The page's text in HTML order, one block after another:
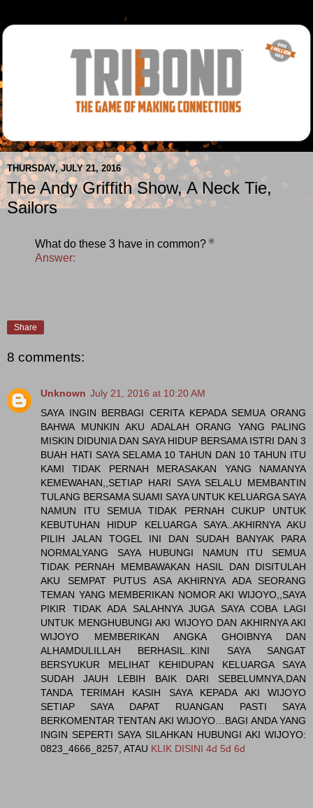
THURSDAY, JULY 21, 2016
The Andy Griffith Show, A Neck Tie,
Sailors
What do these 3 have in common? ®
Answer:
Share
8 comments:
Unknown July 21, 2016 at 10:20 AM
SAYA INGIN BERBAGI CERITA KEPADA SEMUA ORANG
BAHWA MUNKIN AKU ADALAH ORANG YANG PALING
MISKIN DIDUNIA DAN SAYA HIDUP BERSAMA ISTRI DAN 3
BUAH HATI SAYA SELAMA 10 TAHUN DAN 10 TAHUN ITU
KAMI TIDAK PERNAH MERASAKAN YANG NAMANYA
KEMEWAHAN,,SETIAP HARI SAYA SELALU MEMBANTIN
TULANG BERSAMA SUAMI SAYA UNTUK KELUARGA SAYA
NAMUN ITU SEMUA TIDAK PERNAH CUKUP UNTUK
KEBUTUHAN HIDUP KELUARGA SAYA..AKHIRNYA AKU
PILIH JALAN TOGEL INI DAN SUDAH BANYAK PARA
NORMALYANG SAYA HUBUNGI NAMUN ITU SEMUA
TIDAK PERNAH MEMBAWAKAN HASIL DAN DISITULAH
AKU SEMPAT PUTUS ASA AKHIRNYA ADA SEORANG
TEMAN YANG MEMBERIKAN NOMOR AKI WIJOYO,,SAYA
PIKIR TIDAK ADA SALAHNYA JUGA SAYA COBA LAGI
UNTUK MENGHUBUNGI AKI WIJOYO DAN AKHIRNYA AKI
WIJOYO MEMBERIKAN ANGKA GHOIBNYA DAN
ALHAMDULILLAH BERHASIL..KINI SAYA SANGAT
BERSYUKUR MELIHAT KEHIDUPAN KELUARGA SAYA
SUDAH JAUH LEBIH BAIK DARI SEBELUMNYA,DAN
TANDA TERIMAH KASIH SAYA KEPADA AKI WIJOYO
SETIAP SAYA DAPAT RUANGAN PASTI SAYA
BERKOMENTAR TENTAN AKI WIJOYO…BAGI ANDA YANG
INGIN SEPERTI SAYA SILAHKAN HUBUNGI AKI WIJOYO:
0823_4666_8257, ATAU KLIK DISINI 4d 5d 6d